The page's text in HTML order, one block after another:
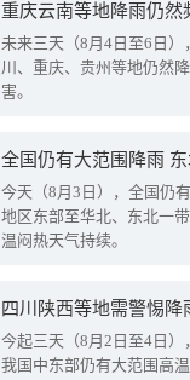
重庆云南等地降雨仍然
未来三天（8月4日至6日
川、重庆、贵州等地仍然
害。
全国仍有大范围降雨
今天（8月3日），全国仍
地区东部至华北、东北一
温闷热天气持续。
今起三天（8月2日至4日
我国中东部仍有大范围高